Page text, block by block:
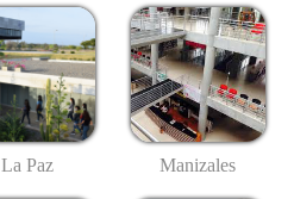
La Paz Manizales